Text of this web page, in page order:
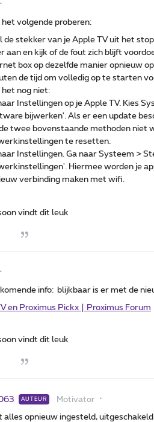
volgende proberen:
de stekker van je Apple TV uit het
aan en kijk of de fout zich blijft
box op dezelfde manier opnieuw
de tijd om volledig op te starten
nog niet:
Instellingen op je Apple TV. Kies
bijwerken'. Als er een update
twee bovenstaande methoden niet
te resetten.
Instellingen. Ga naar Systeem >
Hiermee worden je
verbinding maken met wifi.
vindt dit leuk
info: blijkbaar is er met de
en Proximus Pickx | Proximus Forum
vindt dit leuk
AUTEUR Motivator
alles opnieuw ingesteld,